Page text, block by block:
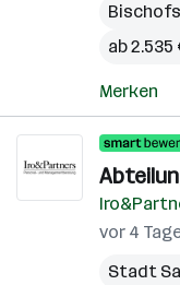
ab
Merken
vor 4
Stadt